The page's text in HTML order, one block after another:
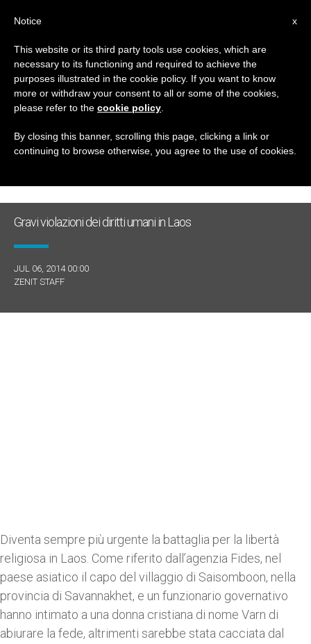
GIORNO
Luglio 6th, 2014
ULTIME NOTIZIE
Gravi violazioni dei diritti umani in Laos
JUL 06, 2014 00:00
ZENIT STAFF
Diventa sempre più urgente la battaglia per la libertà
religiosa in Laos. Come riferito dall’agenzia Fides, nel
paese asiatico il capo del villaggio di Saisomboon, nella
provincia di Savannakhet, e un funzionario governativo
hanno intimato a una donna cristiana di nome Varn di
abiurare la fede, altrimenti sarebbe stata cacciata dal
x
Notice
This website or its third party tools use cookies, which are
necessary to its functioning and required to achieve the
purposes illustrated in the cookie policy. If you want to know
more or withdraw your consent to all or some of the cookies,
please refer to the cookie policy
By closing this banner, scrolling this page, clicking a link or
continuing to browse otherwise, you agree to the use of cookies.